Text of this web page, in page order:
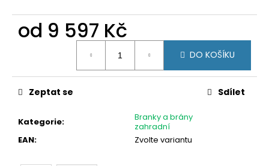
od 9 597 Kč
DO KOŠÍKU
Kategorie:
Branky a brány
zahradní
EAN: Zvolte variantu
Zeptat se Sdílet
o
p
č
u
e
m
e